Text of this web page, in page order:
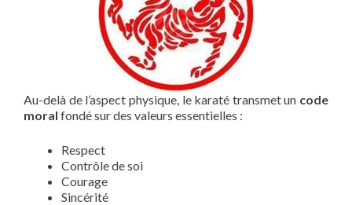
Au-delà de l’aspect physique, le karaté transmet un code
moral fondé sur des valeurs essentielles :
Respect
Contrôle de soi
Courage
Sincérité